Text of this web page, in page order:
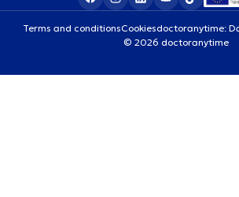
Terms and conditionsCookiesdoctoranytime:
© 2026 doctoranytime